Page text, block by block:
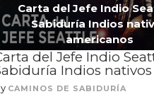
Carta del Jefe Indio
Sabiduría Indios
americanos
del Jefe Indio
Indios
CAMINOS DE SABIDURÍA